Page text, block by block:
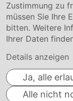
Zustimmung zu
müssen Sie Ihre
bitten. Weitere
Ihrer Daten
Details anzeigen
Ja, alle
Alle nicht